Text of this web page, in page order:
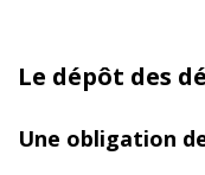
Le dépôt des
Une obligation